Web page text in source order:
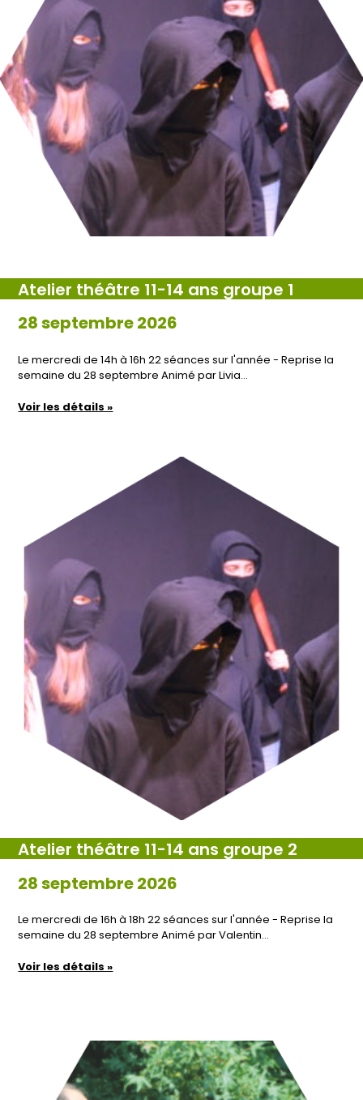
Atelier théâtre 11-14 ans groupe 1
28 septembre 2026
Le mercredi de 14h à 16h 22 séances sur l'année - Reprise la
semaine du 28 septembre Animé par Livia…
Voir les détails »
Atelier théâtre 11-14 ans groupe 2
28 septembre 2026
Le mercredi de 16h à 18h 22 séances sur l'année - Reprise la
semaine du 28 septembre Animé par Valentin…
Voir les détails »